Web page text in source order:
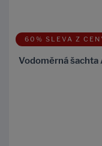
60% SLEVA Z
Vodoměrná